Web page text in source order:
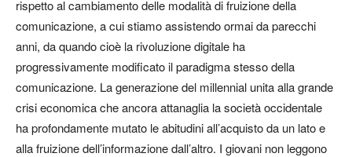
rispetto al cambiamento delle modalità di fruizione della
comunicazione, a cui stiamo assistendo ormai da parecchi
anni, da quando cioè la rivoluzione digitale ha
progressivamente modificato il paradigma stesso della
comunicazione. La generazione del millennial unita alla grande
crisi economica che ancora attanaglia la società occidentale
ha profondamente mutato le abitudini all’acquisto da un lato e
alla fruizione dell’informazione dall’altro. I giovani non leggono